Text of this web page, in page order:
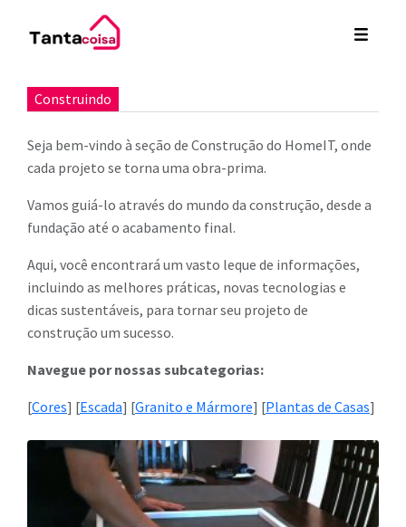
Construindo
Seja bem-vindo à seção de Construção do HomeIT, onde
cada projeto se torna uma obra-prima.
Vamos guiá-lo através do mundo da construção, desde a
fundação até o acabamento final.
Aqui, você encontrará um vasto leque de informações,
incluindo as melhores práticas, novas tecnologias e
dicas sustentáveis, para tornar seu projeto de
construção um sucesso.
Navegue por nossas subcategorias:
[Cores] [Escada] [Granito e Mármore] [Plantas de Casas]